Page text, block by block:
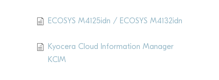
ECOSYS M4125idn / ECOSYS M4132idn
Kyocera Cloud Information Manager
KCIM